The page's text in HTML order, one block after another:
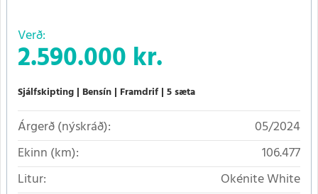
Verð:
2.590.000 kr.
Sjálfskipting Bensín Framdrif 5 sæta
Árgerð (nýskráð):
05/2024
Ekinn (km):
106.477
Litur:
Okénite White